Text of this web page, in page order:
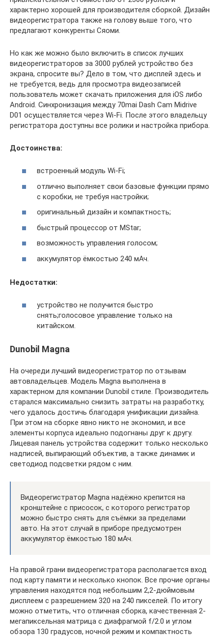
характерно хорошей для производителя сборкой. Дизайн
видеорегистратора также на голову выше того, что
предлагают конкуренты Сяоми.
Но как же можно было включить в список лучших
видеорегистраторов за 3000 рублей устройство без
экрана, спросите вы? Дело в том, что дисплей здесь и
не требуется, ведь для просмотра видеозаписей
пользователь может скачать приложения для iOS либо
Android. Синхронизация между 70mai Dash Cam Midrive
D01 осуществляется через Wi-Fi. После этого владельцу
регистратора доступны все ролики и настройка прибора.
Достоинства:
встроенный модуль Wi-Fi;
отлично выполняет свои базовые функции прямо
с коробки, не требуя настройки;
оригинальный дизайн и компактность;
быстрый процессор от MStar;
возможность управления голосом;
аккумулятор ёмкостью 240 мАч.
Недостатки:
устройство не получится быстро
снять;голосовое управление только на
китайском.
Dunobil Magna
На очереди лучший видеорегистратор по отзывам
автовладельцев. Модель Magna выполнена в
характерном для компании Dunobil стиле. Производитель
старался максимально снизить затраты на разработку,
чего удалось достичь благодаря унификации дизайна.
При этом на сборке явно никто не экономил, и все
элементы корпуса идеально подогнаны друг к другу.
Лицевая панель устройства содержит только несколько
надписей, выпирающий объектив, а также динамик и
светодиод подсветки рядом с ним.
Видеорегистратор Magna надёжно крепится на
кронштейне с присосок, с которого регистратор
можно быстро снять для съёмки за пределами
авто. На этот случай в приборе предусмотрен
аккумулятор ёмкостью 180 мАч.
На правой грани видеорегистратора располагается вход
под карту памяти и несколько кнопок. Все прочие органы
управления находятся под небольшим 2,2-дюймовым
дисплеем с разрешением 320 на 240 пикселей. По итогу
можно отметить, что отличная сборка, качественная 2-
мегапиксельная матрица с диафрагмой f/2.0 и углом
обзора 130 градусов, ночной режим и компактность